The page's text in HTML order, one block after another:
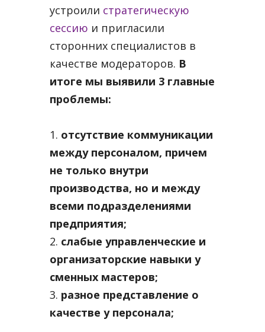
устроили стратегическую
сессию и пригласили
сторонних специалистов в
качестве модераторов. В
итоге мы выявили 3 главные
проблемы:
1. отсутствие коммуникации
между персоналом, причем
не только внутри
производства, но и между
всеми подразделениями
предприятия;
2. слабые управленческие и
организаторские навыки у
сменных мастеров;
3. разное представление о
качестве у персонала;